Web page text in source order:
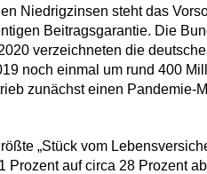
Niedrigzinsen steht das
Beitragsgarantie. Die
verzeichneten die
noch einmal um rund 400
zunächst einen Pandemie-
„Stück vom
Prozent auf circa 28 Prozent